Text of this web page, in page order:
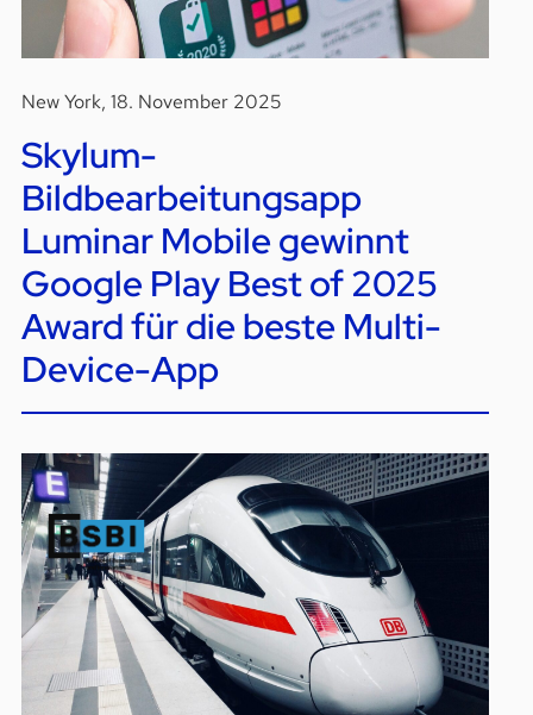
New York, 18. November 2025
Skylum-
Bildbearbeitungsapp
Luminar Mobile gewinnt
Google Play Best of 2025
Award für die beste Multi-
Device-App